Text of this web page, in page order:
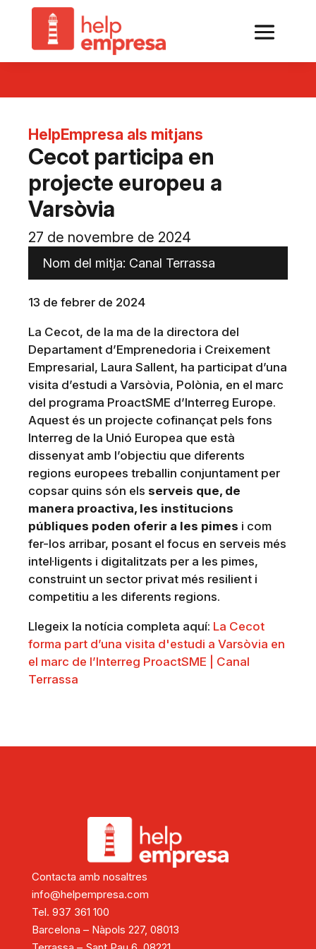
HelpEmpresa als mitjans
Cecot participa en
projecte europeu a
Varsòvia
27 de novembre de 2024
Nom del mitja: Canal Terrassa
13 de febrer de 2024
La Cecot, de la ma de la directora del
Departament d’Emprenedoria i Creixement
Empresarial, Laura Sallent, ha participat d’una
visita d’estudi a Varsòvia, Polònia, en el marc
del programa ProactSME d’Interreg Europe.
Aquest és un projecte cofinançat pels fons
Interreg de la Unió Europea que està
dissenyat amb l’objectiu que diferents
regions europees treballin conjuntament per
copsar quins són els serveis que, de
manera proactiva, les institucions
públiques poden oferir a les pimes i com
fer-los arribar, posant el focus en serveis més
intel·ligents i digitalitzats per a les pimes,
construint un sector privat més resilient i
competitiu a les diferents regions.
Llegeix la notícia completa aquí: La Cecot
forma part d’una visita d'estudi a Varsòvia en
el marc de l’Interreg ProactSME | Canal
Terrassa
Contacta amb nosaltres
info@helpempresa.com
Tel. 937 361 100
Barcelona – Nàpols 227, 08013